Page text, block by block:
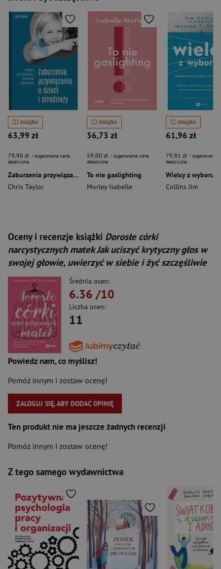
KSIĄŻKA
63,99 zł
79,90 zł - sugerowana cena
detaliczna
Zaburzenia przywiązania u dzieci i młodzieży. Poradnik dla terapeutów, opiekunów i pedagogów
Chris Taylor
KSIĄŻKA
56,73 zł
59,00 zł - sugerowana cena
detaliczna
To nie gaslighting
Morley Isabelle
KSIĄŻKA
61,96 zł
79,91 zł - sugerowana
detaliczna
Collins Jim
Oceny i recenzje książki Dorosłe córki
narcystycznych matek Jak uciszyć krytyczny głos w
swojej głowie, uwierzyć w siebie i żyć szczęśliwie
Średnia ocen:
6.36 /10
Liczba ocen:
11
Powiedz nam, co myślisz!
Pomóż innym i zostaw ocenę!
ZALOGUJ SIĘ, ABY DODAĆ OPINIĘ
Ten produkt nie ma jeszcze żadnych recenzji
Pomóż innym i zostaw ocenę!
Z tego samego wydawnictwa